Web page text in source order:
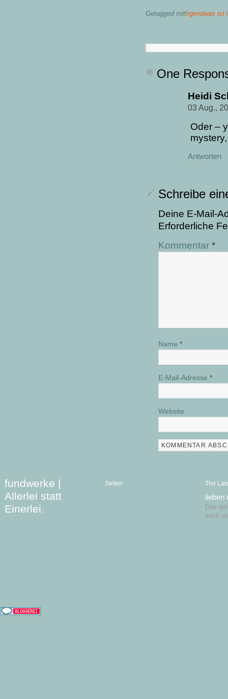
Getagged mitIrgendwas ist
One
Heidi
03 Aug.,
Oder –
Antworten
Schreibe
Deine E-Mail-
Erforderliche
Kommentar *
Name *
E-Mail-Adresse *
Website
fundwerke |
Allerlei statt
Einerlei.
Seiten The
lieben
Das
mich